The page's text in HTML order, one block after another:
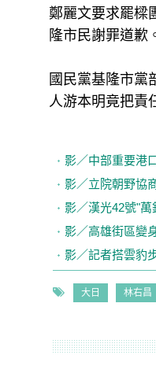
鄭麗文要求罷樑
隆市民謝罪道歉
國民黨基隆市黨
人游本明竟把責
影／中部重要港
影／立院朝野協
影／漢光42號"
影／高雄街區變
影／記者搭雲豹
大日 林右昌